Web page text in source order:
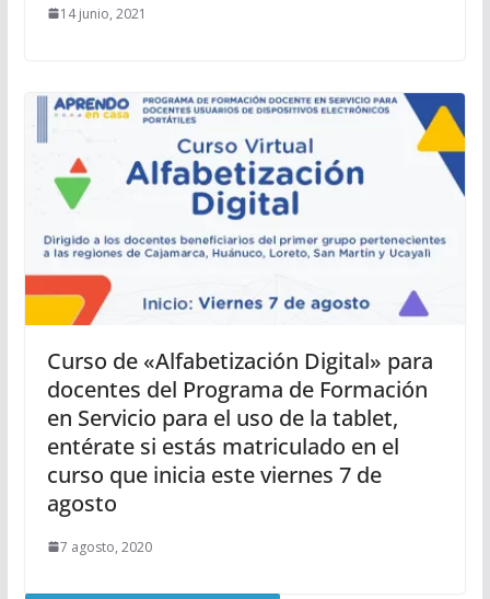
14 junio, 2021
Curso de «Alfabetización Digital» para
docentes del Programa de Formación
en Servicio para el uso de la tablet,
entérate si estás matriculado en el
curso que inicia este viernes 7 de
agosto
7 agosto, 2020